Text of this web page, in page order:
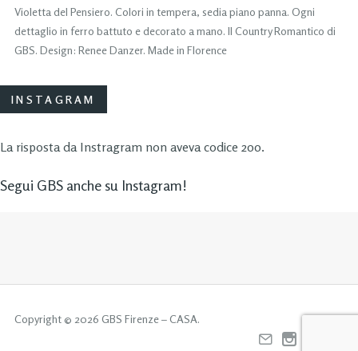
Violetta del Pensiero. Colori in tempera, sedia piano panna. Ogni
dettaglio in ferro battuto e decorato a mano. Il Country Romantico di
GBS. Design: Renee Danzer. Made in Florence
INSTAGRAM
La risposta da Instragram non aveva codice 200.
Segui GBS anche su Instagram!
Copyright © 2026 GBS Firenze – CASA.